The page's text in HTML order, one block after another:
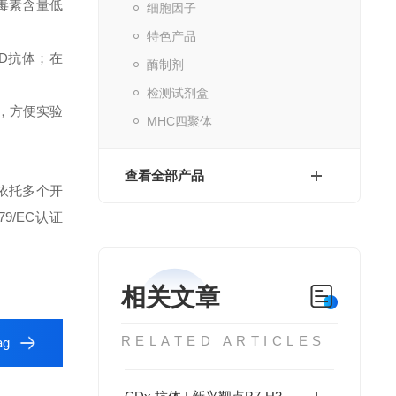
细胞因子
特色产品
酶制剂
检测试剂盒
MHC四聚体
查看全部产品
相关文章
RELATED ARTICLES
素含量低
抗体；在
方便实验
托多个开
EC认证